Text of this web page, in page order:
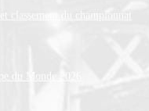
classement du championnat
du Monde 2026